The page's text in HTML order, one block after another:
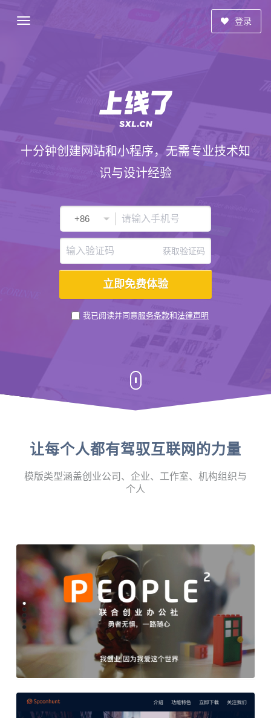
登录
十分钟创建网站和小程序，无需专业技术知
识与设计经验
获取验证码
我已阅读并同意服务条款和法律声明
让每个人都有驾驭互联网的力量
模版类型涵盖创业公司、企业、工作室、机构组织与
个人